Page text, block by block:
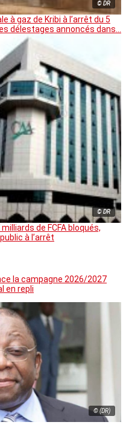
© DR
à gaz de Kribi à l’arrêt du 5
délestages annoncés dans…
© DR
de FCFA bloqués,
à l’arrêt
la campagne 2026/2027
en repli
© (DR)